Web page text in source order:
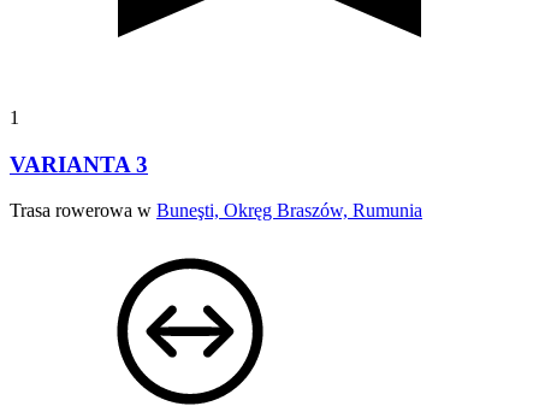
1
VARIANTA 3
Trasa rowerowa w Buneşti, Okręg Braszów, Rumunia